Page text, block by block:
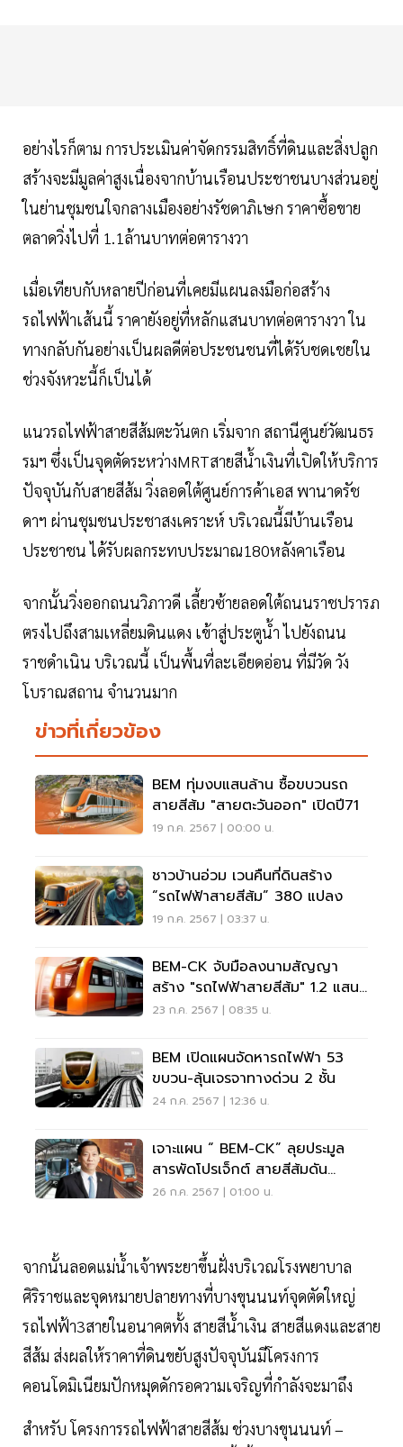
อย่างไรก็ตาม การประเมินค่าจัดกรรมสิทธิ์ที่ดินและสิ่งปลูก
สร้างจะมีมูลค่าสูงเนื่องจากบ้านเรือนประชาชนบางส่วนอยู่
ในย่านชุมชนใจกลางเมืองอย่างรัชดาภิเษก ราคาซื้อขาย
ตลาดวิ่งไปที่ 1.1ล้านบาทต่อตารางวา
เมื่อเทียบกับหลายปีก่อนที่เคยมีแผนลงมือก่อสร้าง
รถไฟฟ้าเส้นนี้ ราคายังอยู่ที่หลักแสนบาทต่อตารางวา ใน
ทางกลับกันอย่างเป็นผลดีต่อประชนชนที่ได้รับชดเชยใน
ช่วงจังหวะนี้ก็เป็นได้
แนวรถไฟฟ้าสายสีส้มตะวันตก เริ่มจาก สถานีศูนย์วัฒนธร
รมฯ ซึ่งเป็นจุดตัดระหว่างMRTสายสีน้ำเงินที่เปิดให้บริการ
ปัจจุบันกับสายสีส้ม วิ่งลอดใต้ศูนย์การค้าเอส พานาดรัช
ดาฯ ผ่านชุมชนประชาสงเคราะห์ บริเวณนี้มีบ้านเรือน
ประชาชน ได้รับผลกระทบประมาณ180หลังคาเรือน
จากนั้นวิ่งออกถนนวิภาวดี เลี้ยวซ้ายลอดใต้ถนนราชปรารภ
ตรงไปถึงสามเหลี่ยมดินแดง เข้าสู่ประตูน้ำ ไปยังถนน
ราชดำเนิน บริเวณนี้ เป็นพื้นที่ละเอียดอ่อน ที่มีวัด วัง
โบราณสถาน จำนวนมาก
ข่าวที่เกี่ยวข้อง
BEM ทุ่มงบแสนล้าน ซื้อขบวนรถ
สายสีส้ม "สายตะวันออก" เปิดปี71
19 ก.ค. 2567 | 00:00 น.
ชาวบ้านอ่วม เวนคืนที่ดินสร้าง
“รถไฟฟ้าสายสีส้ม” 380 แปลง
19 ก.ค. 2567 | 03:37 น.
BEM-CK จับมือลงนามสัญญา
สร้าง "รถไฟฟ้าสายสีส้ม" 1.2 แสน
ล้าน
23 ก.ค. 2567 | 08:35 น.
BEM เปิดแผนจัดหารถไฟฟ้า 53
ขบวน-ลุ้นเจรจาทางด่วน 2 ชั้น
24 ก.ค. 2567 | 12:36 น.
เจาะแผน “ BEM-CK” ลุยประมูล
สารพัดโปรเจ็กต์ สายสีส้มดัน
Backlog พุ่ง 3 แสนล้าน
26 ก.ค. 2567 | 01:00 น.
จากนั้นลอดแม่น้ำเจ้าพระยาขึ้นฝั่งบริเวณโรงพยาบาล
ศิริราชและจุดหมายปลายทางที่บางขุนนนท์จุดตัดใหญ่
รถไฟฟ้า3สายในอนาคตทั้ง สายสีน้ำเงิน สายสีแดงและสาย
สีส้ม ส่งผลให้ราคาที่ดินขยับสูงปัจจุบันมีโครงการ
คอนโดมิเนียมปักหมุดดักรอความเจริญที่กำลังจะมาถึง
สำหรับ โครงการรถไฟฟ้าสายสีส้ม ช่วงบางขุนนนท์ –